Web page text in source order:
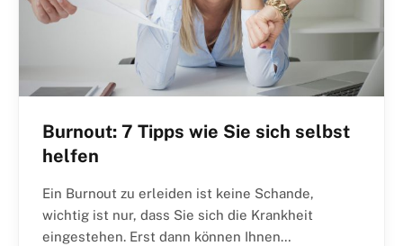
Burnout: 7 Tipps wie Sie sich selbst
helfen
Ein Burnout zu erleiden ist keine Schande,
wichtig ist nur, dass Sie sich die Krankheit
eingestehen. Erst dann können Ihnen…